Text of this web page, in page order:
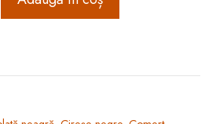
Cantitate
negre